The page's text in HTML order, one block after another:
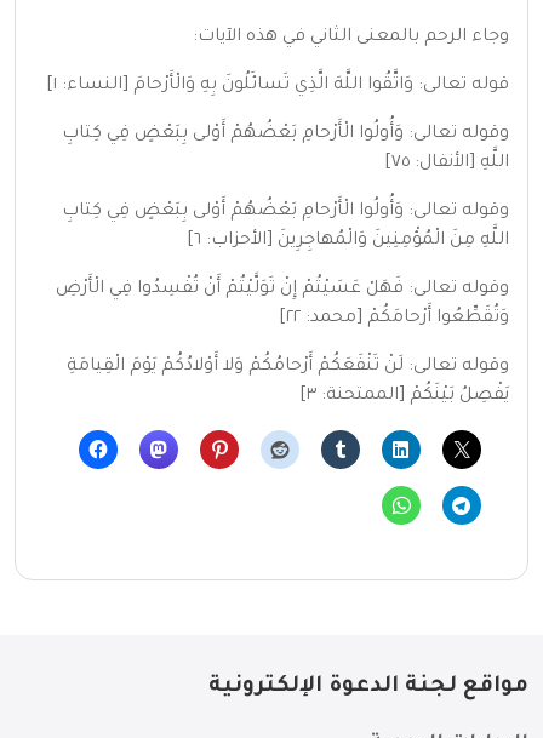
وجاء الرحم بالمعنى الثاني في هذه الآيات:
قوله تعالى: وَاتَّقُوا اللَّهَ الَّذِي تَسائَلُونَ بِهِ وَالْأَرْحامَ [النساء: ١]
وقوله تعالى: وَأُولُوا الْأَرْحامِ بَعْضُهُمْ أَوْلى بِبَعْضٍ فِي كِتابِ
اللَّهِ [الأنفال: ٧٥]
وقوله تعالى: وَأُولُوا الْأَرْحامِ بَعْضُهُمْ أَوْلى بِبَعْضٍ فِي كِتابِ
اللَّهِ مِنَ الْمُؤْمِنِينَ وَالْمُهاجِرِينَ [الأحزاب: ٦]
وقوله تعالى: فَهَلْ عَسَيْتُمْ إِنْ تَوَلَّيْتُمْ أَنْ تُفْسِدُوا فِي الْأَرْضِ
وَتُقَطِّعُوا أَرْحامَكُمْ [محمد: ٢٢]
وقوله تعالى: لَنْ تَنْفَعَكُمْ أَرْحامُكُمْ وَلا أَوْلادُكُمْ يَوْمَ الْقِيامَةِ
يَفْصِلُ بَيْنَكُمْ [الممتحنة: ٣]
مواقع لجنة الدعوة الإلكترونية